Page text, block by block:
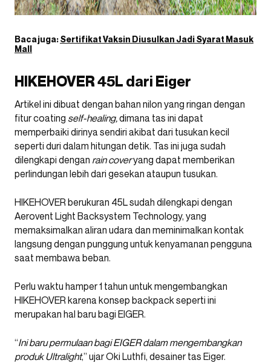
Baca juga:Sertifikat Vaksin Diusulkan Jadi Syarat Masuk
Mall
HIKEHOVER 45L dari Eiger
Artikel ini dibuat dengan bahan nilon yang ringan dengan
fitur coating self-healing,dimana tas ini dapat
memperbaiki dirinya sendiri akibat dari tusukan kecil
seperti duri dalam hitungan detik. Tas ini juga sudah
dilengkapi dengan rain coveryang dapat memberikan
perlindungan lebih dari gesekan ataupun tusukan.
HIKEHOVER berukuran 45L sudah dilengkapi dengan
Aerovent Light Backsystem Technology, yang
memaksimalkan aliran udara dan meminimalkan kontak
langsung dengan punggung untuk kenyamanan pengguna
saat membawa beban.
Perlu waktu hamper 1 tahun untuk mengembangkan
HIKEHOVER karena konsep backpack seperti ini
merupakan hal baru bagi EIGER.
“Ini baru permulaan bagi EIGER dalam mengembangkan
produk Ultralight,” ujar Oki Luthfi, desainer tas Eiger.